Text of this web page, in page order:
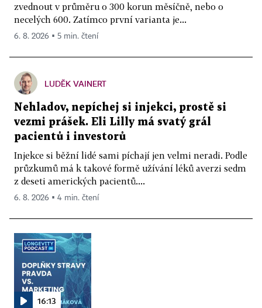
zvednout v průměru o 300 korun měsíčně, nebo o
necelých 600. Zatímco první varianta je...
6. 8. 2026 ▪ 5 min. čtení
LUDĚK VAINERT
Nehladov, nepíchej si injekci, prostě si
vezmi prášek. Eli Lilly má svatý grál
pacientů i investorů
Injekce si běžní lidé sami píchají jen velmi neradi. Podle
průzkumů má k takové formě užívání léků averzi sedm
z deseti amerických pacientů....
6. 8. 2026 ▪ 4 min. čtení
16:13